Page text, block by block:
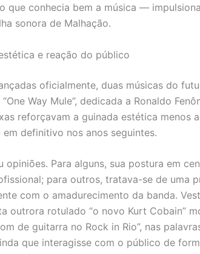
que conhecia bem a música —
sonora de Malhação.
e reação do público
oficialmente, duas músicas do
Way Mule”, dedicada a Ronaldo
reforçavam a guinada estética menos
definitivo nos anos seguintes.
opiniões. Para alguns, sua postura em
para outros, tratava-se de uma
com o amadurecimento da banda.
outrora rotulado “o novo Kurt Cobain”
de guitarra no Rock in Rio”, nas
que interagisse com o público de